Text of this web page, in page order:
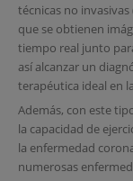
técnicas no
que se obtienen
tiempo real junto
así alcanzar un
terapéutica ideal en
Además, con este
la capacidad de
la enfermedad
numerosas